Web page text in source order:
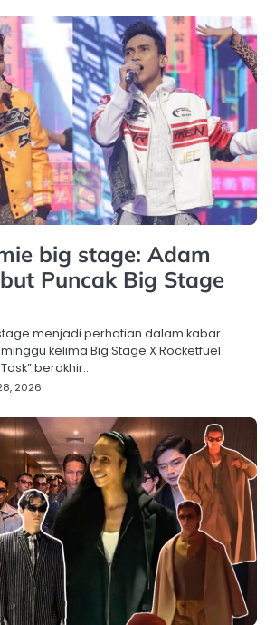
big stage: Adam
Puncak Big Stage
menjadi perhatian dalam kabar
kelima Big Stage X Rocketfuel
berakhir…
2026